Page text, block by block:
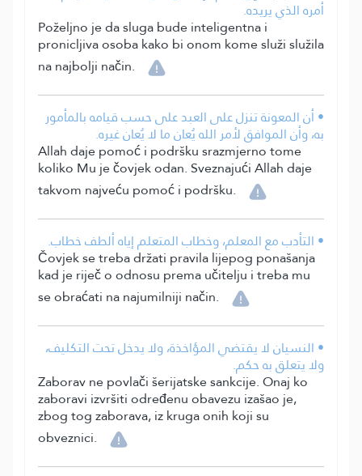
أمره الذي يريده.
Poželjno je da sluga bude inteligentna i
pronicljiva osoba kako bi onom kome služi služila
na najbolji način.
• أن المعونة تنزل على العبد على حسب قيامه بالمأمور
به، وأن الموافق لأمر الله يُعان ما لا يُعان غيره.
Allah daje pomoć i podršku srazmjerno tome
koliko Mu je čovjek odan. Sveznajući Allah daje
takvom najveću pomoć i podršku.
• التأدب مع المعلم، وخطاب المتعلم إياه ألطف خطاب.
Čovjek se treba držati pravila lijepog ponašanja
kad je riječ o odnosu prema učitelju i treba mu
se obraćati na najumilniji način.
• النسيان لا يقتضي المؤاخذة، ولا يدخل تحت التكليف،
ولا يتعلق به حكم.
Zaborav ne povlači šerijatske sankcije. Onaj ko
zaboravi izvršiti određenu obavezu izašao je,
zbog tog zaborava, iz kruga onih koji su
obveznici.